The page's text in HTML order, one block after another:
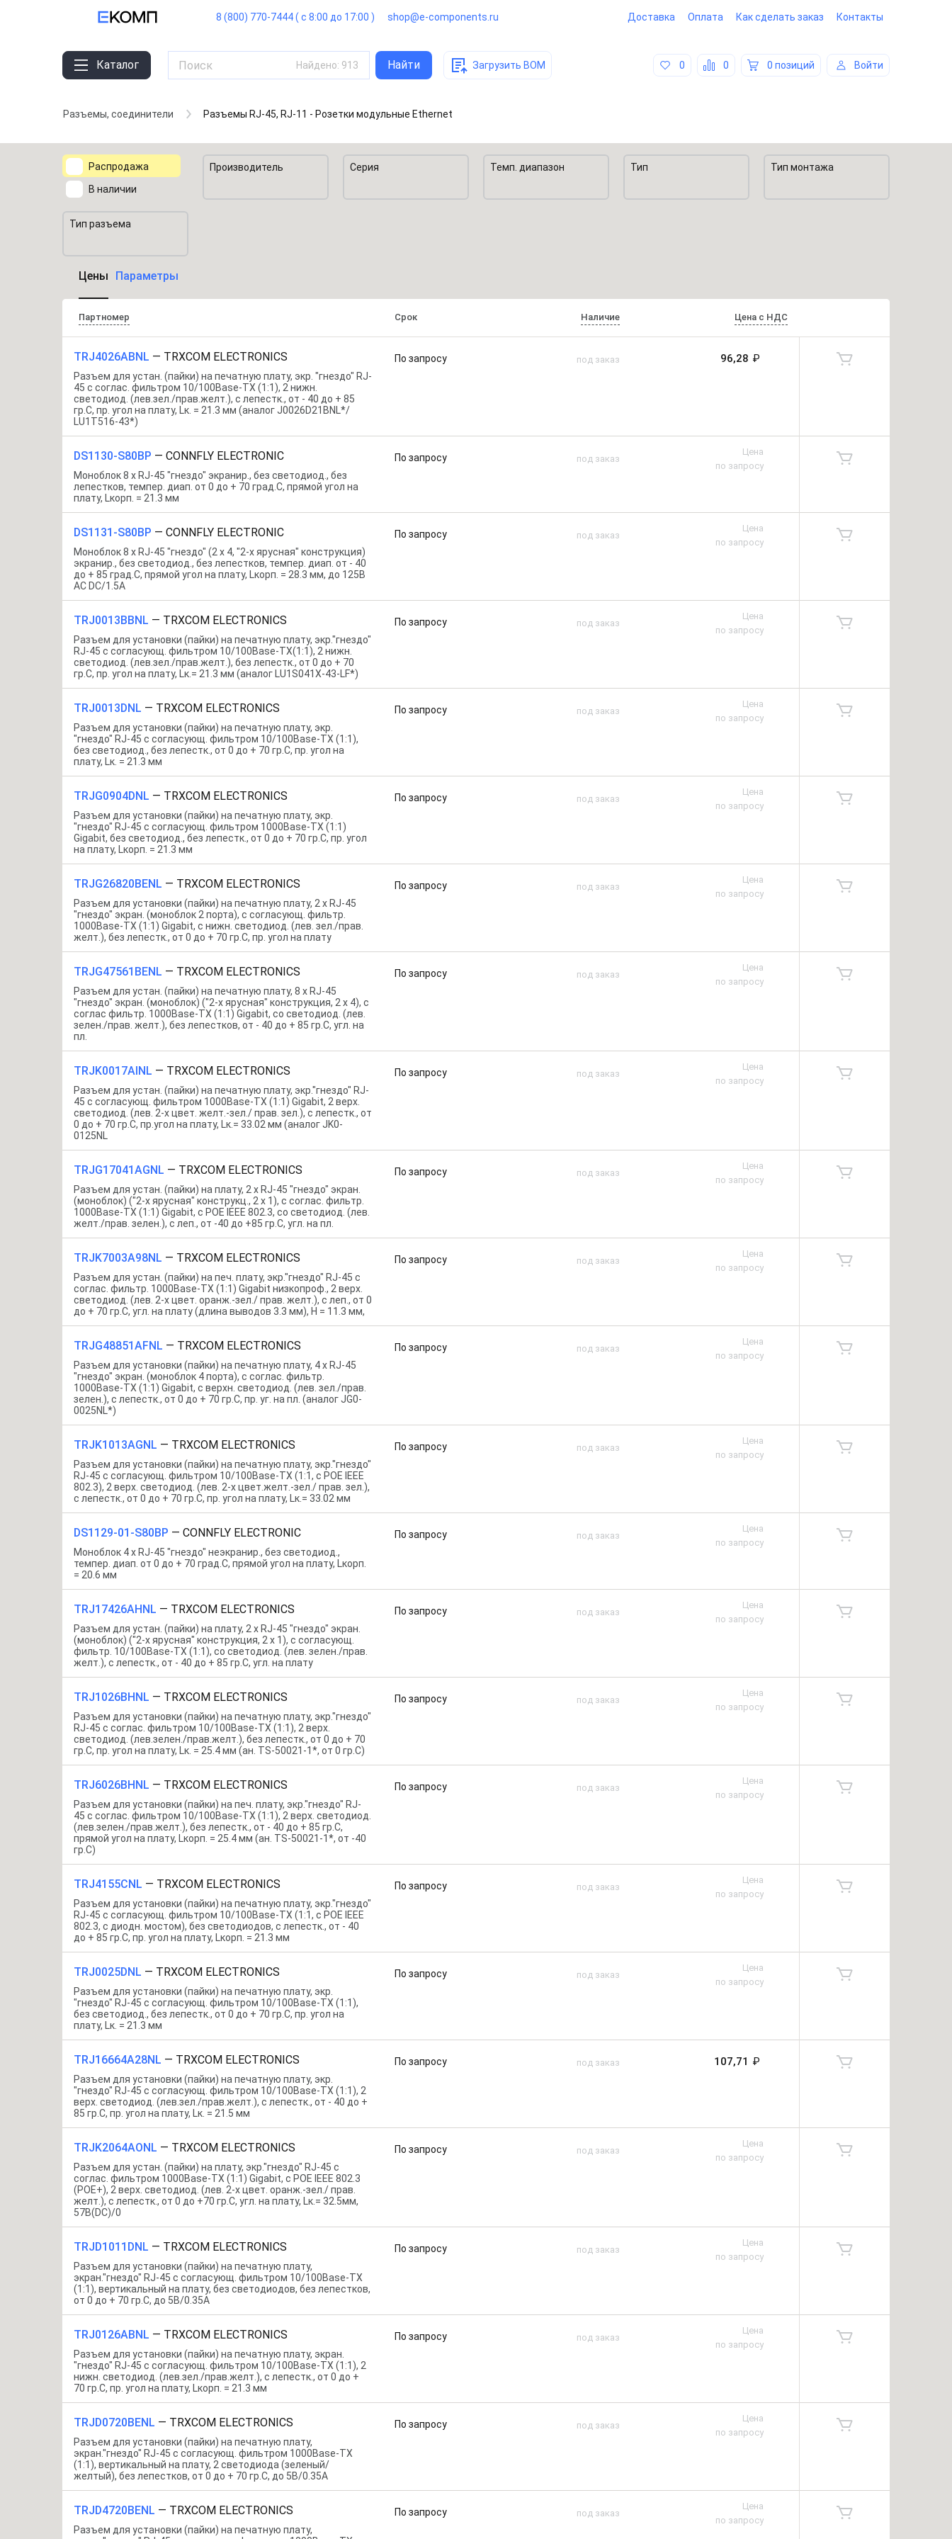
8 (800) 770-7444 ( с 8:00 до 17:00 ) shop@e-components.ru Доставка Оплата Как сделать заказ Контакты
Каталог Найдено: 913 Найти Загрузить BOM 0 0 0 позиций Войти
Разъемы, соединители Разъемы RJ-45, RJ-11 - Розетки модульные Ethernet
Распродажа
В наличии
Производитель Серия Темп. диапазон Тип Тип монтажа
Тип разъема
Цены Параметры
Партномер Срок Наличие Цена с НДС
TRJ4026ABNL — TRXCOM ELECTRONICS
Разъем для устан. (пайки) на печатную плату, экр. "гнездо" RJ-
45 c соглас. фильтром 10/100Base-TX (1:1), 2 нижн.
светодиод. (лев.зел./прав.желт.), с лепестк., от - 40 до + 85
гр.C, пр. угол на плату, Lк. = 21.3 мм (аналог J0026D21BNL*/
LU1T516-43*)
По запросу под заказ 96,28 ₽
DS1130-S80BP — CONNFLY ELECTRONIC
Моноблок 8 x RJ-45 "гнездо" экранир., без светодиод., без
лепестков, темпер. диап. от 0 до + 70 град.C, прямой угол на
плату, Lкорп. = 21.3 мм
По запросу под заказ
Цена
по запросу
DS1131-S80BP — CONNFLY ELECTRONIC
Моноблок 8 x RJ-45 "гнездо" (2 x 4, "2-х ярусная" конструкция)
экранир., без светодиод., без лепестков, темпер. диап. от - 40
до + 85 град.C, прямой угол на плату, Lкорп. = 28.3 мм, до 125В
AC DC/1.5А
По запросу под заказ
Цена
по запросу
TRJ0013BBNL — TRXCOM ELECTRONICS
Разъем для установки (пайки) на печатную плату, экр."гнездо"
RJ-45 c согласующ. фильтром 10/100Base-TX(1:1), 2 нижн.
светодиод. (лев.зел./прав.желт.), без лепестк., от 0 до + 70
гр.C, пр. угол на плату, Lк.= 21.3 мм (аналог LU1S041X-43-LF*)
По запросу под заказ
Цена
по запросу
TRJ0013DNL — TRXCOM ELECTRONICS
Разъем для установки (пайки) на печатную плату, экр.
"гнездо" RJ-45 c согласующ. фильтром 10/100Base-TX (1:1),
без светодиод., без лепестк., от 0 до + 70 гр.C, пр. угол на
плату, Lк. = 21.3 мм
По запросу под заказ
Цена
по запросу
TRJG0904DNL — TRXCOM ELECTRONICS
Разъем для установки (пайки) на печатную плату, экр.
"гнездо" RJ-45 c согласующ. фильтром 1000Base-TX (1:1)
Gigabit, без светодиод., без лепестк., от 0 до + 70 гр.C, пр. угол
на плату, Lкорп. = 21.3 мм
По запросу под заказ
Цена
по запросу
TRJG26820BENL — TRXCOM ELECTRONICS
Разъем для установки (пайки) на печатную плату, 2 x RJ-45
"гнездо" экран. (моноблок 2 порта), c согласующ. фильтр.
1000Base-TX (1:1) Gigabit, с нижн. светодиод. (лев. зел./прав.
желт.), без лепестк., от 0 до + 70 гр.C, пр. угол на плату
По запросу под заказ
Цена
по запросу
TRJG47561BENL — TRXCOM ELECTRONICS
Разъем для устан. (пайки) на печатную плату, 8 x RJ-45
"гнездо" экран. (моноблок) ("2-х ярусная" конструкция, 2 x 4), c
соглас фильтр. 1000Base-TX (1:1) Gigabit, со светодиод. (лев.
зелен./прав. желт.), без лепестков, от - 40 до + 85 гр.C, угл. на
пл.
По запросу под заказ
Цена
по запросу
TRJK0017AINL — TRXCOM ELECTRONICS
Разъем для устан. (пайки) на печатную плату, экр."гнездо" RJ-
45 c согласующ. фильтром 1000Base-TX (1:1) Gigabit, 2 верх.
светодиод. (лев. 2-х цвет. желт.-зел./ прав. зел.), с лепестк., от
0 до + 70 гр.C, пр.угол на плату, Lк.= 33.02 мм (аналог JK0-
0125NL
По запросу под заказ
Цена
по запросу
TRJG17041AGNL — TRXCOM ELECTRONICS
Разъем для устан. (пайки) на плату, 2 x RJ-45 "гнездо" экран.
(моноблок) ("2-х ярусная" конструкц., 2 x 1), c соглас. фильтр.
1000Base-TX (1:1) Gigabit, с POE IEEE 802.3, со светодиод. (лев.
желт./прав. зелен.), с леп., от -40 до +85 гр.C, угл. на пл.
По запросу под заказ
Цена
по запросу
TRJK7003A98NL — TRXCOM ELECTRONICS
Разъем для устан. (пайки) на печ. плату, экр."гнездо" RJ-45 c
соглас. фильтр. 1000Base-TX (1:1) Gigabit низкопроф., 2 верх.
светодиод. (лев. 2-х цвет. оранж.-зел./ прав. желт.), с леп., от 0
до + 70 гр.C, угл. на плату (длина выводов 3.3 мм), H = 11.3 мм,
По запросу под заказ
Цена
по запросу
TRJG48851AFNL — TRXCOM ELECTRONICS
Разъем для установки (пайки) на печатную плату, 4 x RJ-45
"гнездо" экран. (моноблок 4 порта), c соглас. фильтр.
1000Base-TX (1:1) Gigabit, с верхн. светодиод. (лев. зел./прав.
зелен.), с лепестк., от 0 до + 70 гр.C, пр. уг. на пл. (аналог JG0-
0025NL*)
По запросу под заказ
Цена
по запросу
TRJK1013AGNL — TRXCOM ELECTRONICS
Разъем для установки (пайки) на печатную плату, экр."гнездо"
RJ-45 c согласующ. фильтром 10/100Base-TX (1:1, с POE IEEE
802.3), 2 верх. светодиод. (лев. 2-х цвет.желт.-зел./ прав. зел.),
с лепестк., от 0 до + 70 гр.C, пр. угол на плату, Lк.= 33.02 мм
По запросу под заказ
Цена
по запросу
DS1129-01-S80BP — CONNFLY ELECTRONIC
Моноблок 4 x RJ-45 "гнездо" неэкранир., без светодиод.,
темпер. диап. от 0 до + 70 град.C, прямой угол на плату, Lкорп.
= 20.6 мм
По запросу под заказ
Цена
по запросу
TRJ17426AHNL — TRXCOM ELECTRONICS
Разъем для устан. (пайки) на плату, 2 x RJ-45 "гнездо" экран.
(моноблок) ("2-х ярусная" конструкция, 2 x 1), c согласующ.
фильтр. 10/100Base-TX (1:1), со светодиод. (лев. зелен./прав.
желт.), с лепестк., от - 40 до + 85 гр.C, угл. на плату
По запросу под заказ
Цена
по запросу
TRJ1026BHNL — TRXCOM ELECTRONICS
Разъем для установки (пайки) на печатную плату, экр."гнездо"
RJ-45 c соглас. фильтром 10/100Base-TX (1:1), 2 верх.
светодиод. (лев.зелен./прав.желт.), без лепестк., от 0 до + 70
гр.C, пр. угол на плату, Lк. = 25.4 мм (ан. TS-50021-1*, от 0 гр.C)
По запросу под заказ
Цена
по запросу
TRJ6026BHNL — TRXCOM ELECTRONICS
Разъем для установки (пайки) на печ. плату, экр."гнездо" RJ-
45 c соглас. фильтром 10/100Base-TX (1:1), 2 верх. светодиод.
(лев.зелен./прав.желт.), без лепестк., от - 40 до + 85 гр.C,
прямой угол на плату, Lкорп. = 25.4 мм (ан. TS-50021-1*, от -40
гр.C)
По запросу под заказ
Цена
по запросу
TRJ4155CNL — TRXCOM ELECTRONICS
Разъем для установки (пайки) на печатную плату, экр."гнездо"
RJ-45 c согласующ. фильтром 10/100Base-TX (1:1, с POE IEEE
802.3, с диодн. мостом), без светодиодов, с лепестк., от - 40
до + 85 гр.C, пр. угол на плату, Lкорп. = 21.3 мм
По запросу под заказ
Цена
по запросу
TRJ0025DNL — TRXCOM ELECTRONICS
Разъем для установки (пайки) на печатную плату, экр.
"гнездо" RJ-45 c согласующ. фильтром 10/100Base-TX (1:1),
без светодиод., без лепестк., от 0 до + 70 гр.C, пр. угол на
плату, Lк. = 21.3 мм
По запросу под заказ
Цена
по запросу
TRJ16664A28NL — TRXCOM ELECTRONICS
Разъем для установки (пайки) на печатную плату, экр.
"гнездо" RJ-45 c согласующ. фильтром 10/100Base-TX (1:1), 2
верх. светодиод. (лев.зел./прав.желт.), с лепестк., от - 40 до +
85 гр.C, пр. угол на плату, Lк. = 21.5 мм
По запросу под заказ 107,71 ₽
TRJK2064AONL — TRXCOM ELECTRONICS
Разъем для устан. (пайки) на плату, экр."гнездо" RJ-45 c
соглас. фильтром 1000Base-TX (1:1) Gigabit, с POE IEEE 802.3
(POE+), 2 верх. светодиод. (лев. 2-х цвет. оранж.-зел./ прав.
желт.), с лепестк., от 0 до +70 гр.C, угл. на плату, Lк.= 32.5мм,
57В(DC)/0
По запросу под заказ
Цена
по запросу
TRJD1011DNL — TRXCOM ELECTRONICS
Разъем для установки (пайки) на печатную плату,
экран."гнездо" RJ-45 c согласующ. фильтром 10/100Base-TX
(1:1), вертикальный на плату, без светодиодов, без лепестков,
от 0 до + 70 гр.C, до 5В/0.35А
По запросу под заказ
Цена
по запросу
TRJ0126ABNL — TRXCOM ELECTRONICS
Разъем для установки (пайки) на печатную плату, экран.
"гнездо" RJ-45 c согласующ. фильтром 10/100Base-TX (1:1), 2
нижн. светодиод. (лев.зел./прав.желт.), с лепестк., от 0 до +
70 гр.C, пр. угол на плату, Lкорп. = 21.3 мм
По запросу под заказ
Цена
по запросу
TRJD0720BENL — TRXCOM ELECTRONICS
Разъем для установки (пайки) на печатную плату,
экран."гнездо" RJ-45 c согласующ. фильтром 1000Base-TX
(1:1), вертикальный на плату, 2 светодиода (зеленый/
желтый), без лепестков, от 0 до + 70 гр.C, до 5В/0.35А
По запросу под заказ
Цена
по запросу
TRJD4720BENL — TRXCOM ELECTRONICS
Разъем для установки (пайки) на печатную плату,
По запросу под заказ
Цена
по запросу